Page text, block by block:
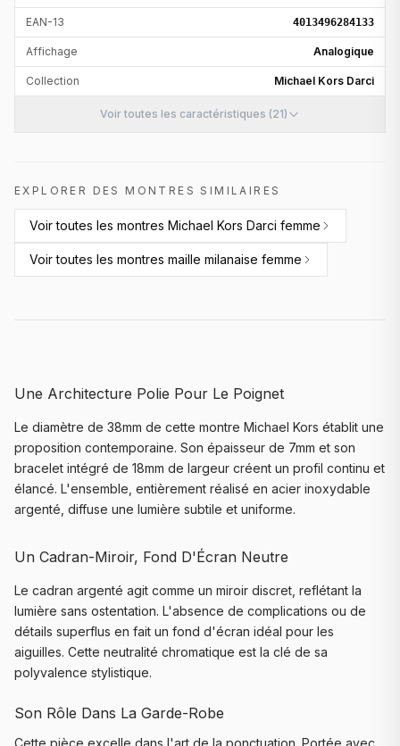
EAN-13 4013496284133
Affichage Analogique
Collection Michael Kors Darci
Voir toutes les caractéristiques (21)
EXPLORER DES MONTRES SIMILAIRES
Voir toutes les montres Michael Kors Darci femme
Voir toutes les montres maille milanaise femme
Une Architecture Polie Pour Le Poignet
Le diamètre de 38mm de cette montre Michael Kors établit une
proposition contemporaine. Son épaisseur de 7mm et son
bracelet intégré de 18mm de largeur créent un profil continu et
élancé. L'ensemble, entièrement réalisé en acier inoxydable
argenté, diffuse une lumière subtile et uniforme.
Un Cadran-Miroir, Fond D'Écran Neutre
Le cadran argenté agit comme un miroir discret, reflétant la
lumière sans ostentation. L'absence de complications ou de
détails superflus en fait un fond d'écran idéal pour les
aiguilles. Cette neutralité chromatique est la clé de sa
polyvalence stylistique.
Son Rôle Dans La Garde-Robe
Cette pièce excelle dans l'art de la ponctuation. Portée avec